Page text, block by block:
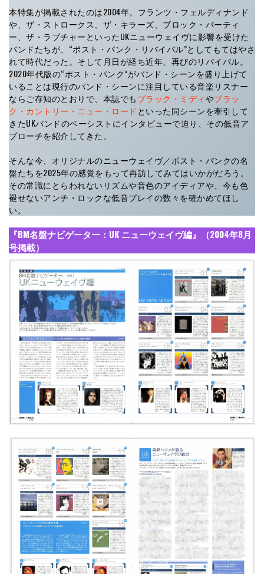
本特集が掲載されたのは2004年。フランツ・フェルディナンド
や、ザ・ストロークス、ザ・キラーズ、ブロック・パーティ
ー、ザ・ラプチャーといったUKニューウェイヴに影響を受けた
バンドたちが、“ポスト・パンク・リバイバル”としてもてはやさ
れて時代だった。そして月日が経ち近年、再びのリバイバル。
2020年代版の“ポスト・パンク”がバンド・シーンを盛り上げて
いることは現行のバンド・シーンに注目している音楽リスナー
ならご存知のとおりで、本誌でもブラック・ミディやブラッ
ク・カントリー・ニュー・ロード といった同シーンを牽引して
きたUKバンドのベーシストにインタビューで迫り、その低音ア
プローチを紹介してきた。
そんな今、オリジナルのニューウェイヴ／ポスト・パンクの名
盤たちを2025年の感覚をもって再訪してみてはいかがだろう。
その常識にとらわれないリズムや音色のアイディアや、今も色
褪せないアンチ・ロックな低音プレイの数々を確かめてほし
い。
『BM名盤ナビゲーター：UK ニューウェイヴ編』（2004年8月
号掲載）